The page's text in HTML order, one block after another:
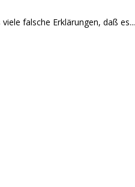
falsche Erklärungen, daß es...